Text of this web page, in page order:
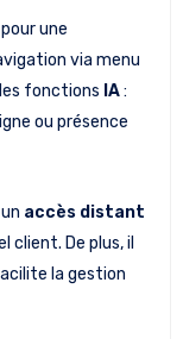
une
via menu
fonctions IA:
ou présence
accès distant
client. De plus, il
la gestion